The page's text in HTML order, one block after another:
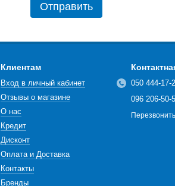
Отправить
Клиентам
Вход в личный кабинет
Отзывы о магазине
О нас
Кредит
Дисконт
Оплата и Доставка
Контакты
Бренды
050 444-17-
096 206-50-